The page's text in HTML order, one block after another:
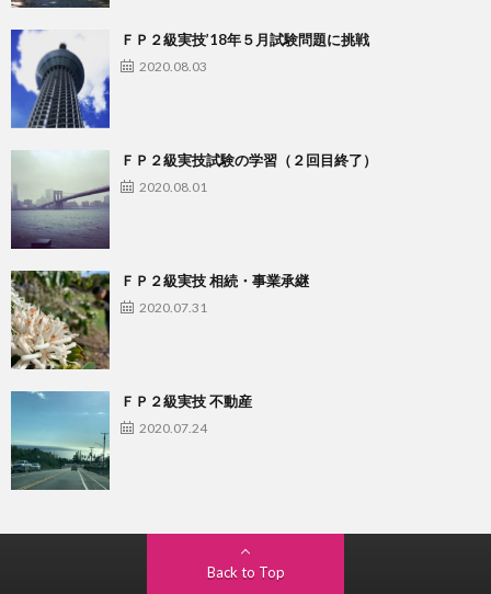
ＦＰ２級実技’18年５月試験問題に挑戦
2020.08.03
ＦＰ２級実技試験の学習（２回目終了）
2020.08.01
ＦＰ２級実技 相続・事業承継
2020.07.31
ＦＰ２級実技 不動産
2020.07.24
Back to Top